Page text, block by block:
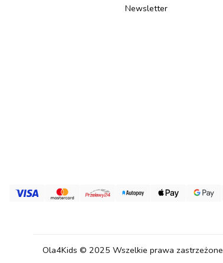
Newsletter
Ola4Kids © 2025 Wszelkie prawa zastrzeżone